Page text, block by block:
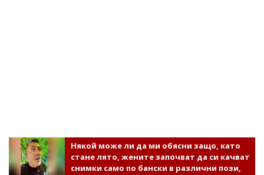
Някой може ли да ми обясни защо, като
стане лято, жените започват да си качват
снимки само по бански в различни пози,